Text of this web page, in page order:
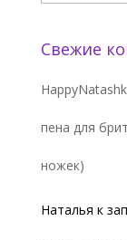
Свежие
пена для
ножек)
Наталья к